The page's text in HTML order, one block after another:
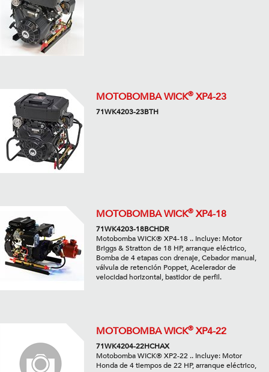
MOTOBOMBA WICK® XP4-23
71WK4203-23BTH
MOTOBOMBA WICK® XP4-18
71WK4203-18BCHDR
Motobomba WICK® XP4-18 .. Incluye: Motor
Briggs & Stratton de 18 HP, arranque eléctrico,
Bomba de 4 etapas con drenaje, Cebador manual,
válvula de retención Poppet, Acelerador de
velocidad horizontal, bastidor de perfil.
MOTOBOMBA WICK® XP4-22
71WK4204-22HCHAX
Motobomba WICK® XP2-22 .. Incluye: Motor
Honda de 4 tiempos de 22 HP, arranque eléctrico,